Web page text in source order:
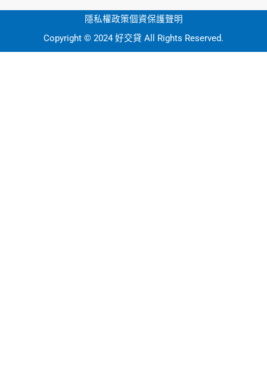
隱私權政策個資保護聲明
Copyright © 2024 好交貸 All Rights Reserved.